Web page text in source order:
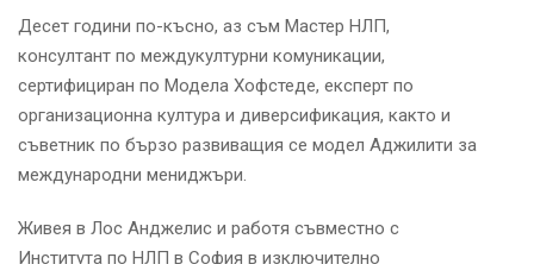
Десет години по-късно, аз съм Мастер НЛП,
консултант по междукултурни комуникации,
сертифициран по Модела Хофстеде, експерт по
организационна култура и диверсификация, както и
съветник по бързо развиващия се модел Аджилити за
международни мениджъри.
Живея в Лос Анджелис и работя съвместно с
Института по НЛП в София в изключително